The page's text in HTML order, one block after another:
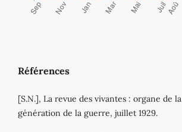
Références
[S.N.], La revue des vivantes : organe de la
génération de la guerre, juillet 1929.